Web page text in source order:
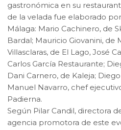
gastronómica en su
de la velada fue elaborado
Málaga: Mario Cachinero, de
Bardal; Mauricio Giovanini, de
Villasclaras, de El Lago, José
Carlos García Restaurante;
Dani Carnero, de Kaleja;
Manuel Navarro, chef
Padierna.
Según Pilar Candil, directora
agencia promotora de este